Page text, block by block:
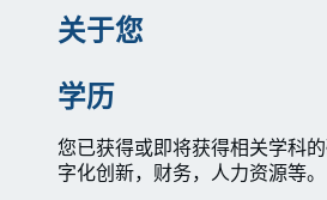
关于您
学历
您已获得或即将获得相关学科
字化创新，财务，人力资源等。